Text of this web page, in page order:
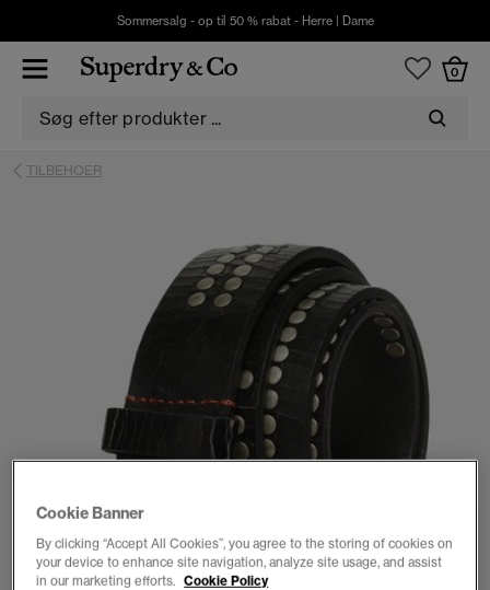
Sommersalg - op til 50 % rabat - Herre| Dame
0
TILBEHOER
Cookie Banner
By clicking “Accept All Cookies”, you agree to the storing of cookies on
your device to enhance site navigation, analyze site usage, and assist
in our marketing efforts. Cookie Policy